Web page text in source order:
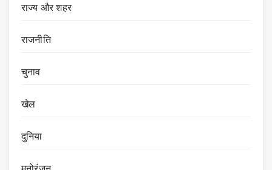
राज्य और शहर
राजनीति
चुनाव
खेल
दुनिया